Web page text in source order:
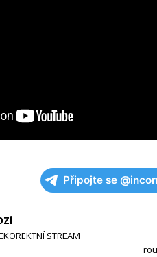
Připojte se
STREAM